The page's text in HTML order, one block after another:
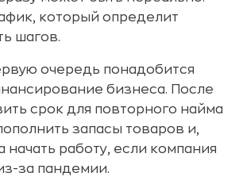
который определит
шагов.
очередь понадобится
бизнеса. После
срок для повторного найма
запасы товаров и,
начать работу, если компания
за пандемии.